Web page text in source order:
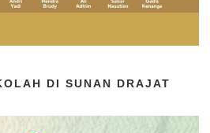
DI SUNAN DRAJAT